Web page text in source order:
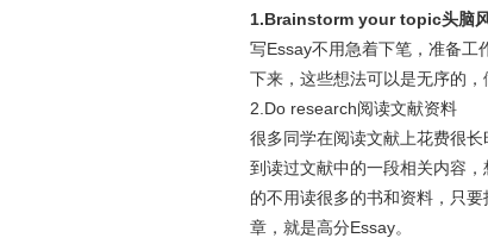
1.Brainstorm your topic头脑
写Essay不用急着下笔，准备工
下来，这些想法可以是无序的
2.Do research阅读文献资料
很多同学在阅读文献上花费很
到读过文献中的一段相关内容
的不用读很多的书和资料，只
章，就是高分Essay。